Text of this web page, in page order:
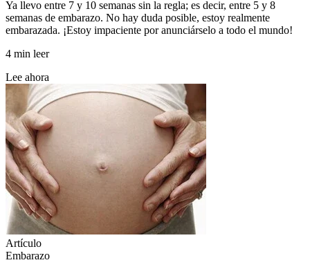
Ya llevo entre 7 y 10 semanas sin la regla; es decir, entre 5 y 8
semanas de embarazo. No hay duda posible, estoy realmente
embarazada. ¡Estoy impaciente por anunciárselo a todo el mundo!
4 min leer
Lee ahora
Artículo
Embarazo